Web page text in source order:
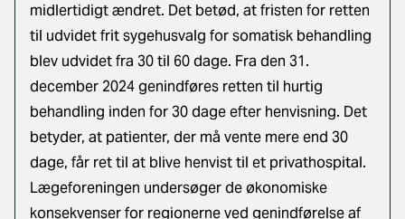
midlertidigt ændret. Det betød, at fristen for retten
til udvidet frit sygehusvalg for somatisk behandling
blev udvidet fra 30 til 60 dage. Fra den 31.
december 2024 genindføres retten til hurtig
behandling inden for 30 dage efter henvisning. Det
betyder, at patienter, der må vente mere end 30
dage, får ret til at blive henvist til et privathospital.
Lægeforeningen undersøger de økonomiske
konsekvenser for regionerne ved genindførelse af